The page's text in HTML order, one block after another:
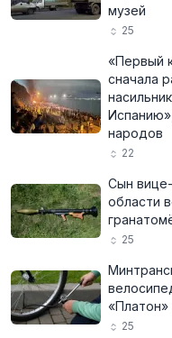
музей
25
«Первый
сначала
народов
22
Сын
области
25
«Платон»
25